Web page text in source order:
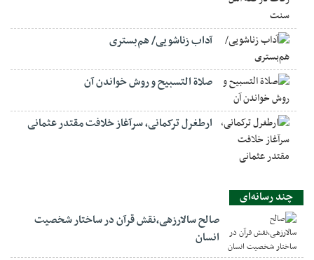
آداب زناشویی/ هم‌بستری
صلاة التسبيح و روش خواندن آن
ارطغرل ترکمانی، سرآغاز خلافت مقتدر عثمانی
چند رسانه‌ای
صالح سالارزهی،‌نقش قرآن در ساختار شخصیت
انسان